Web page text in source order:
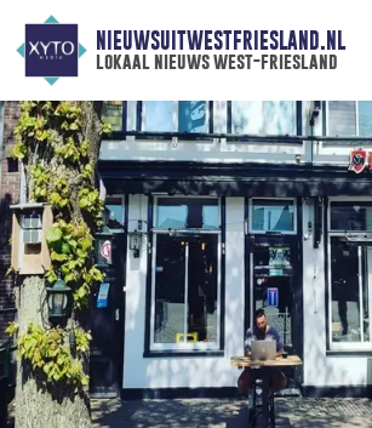
NIEUWSUITWESTFRIESLAND.NL
lokaal nieuws west-friesland